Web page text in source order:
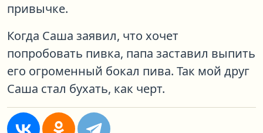
привычке.
Когда Саша заявил, что хочет
попробовать пивка, папа заставил выпить
его огроменный бокал пива. Так мой друг
Саша стал бухать, как черт.